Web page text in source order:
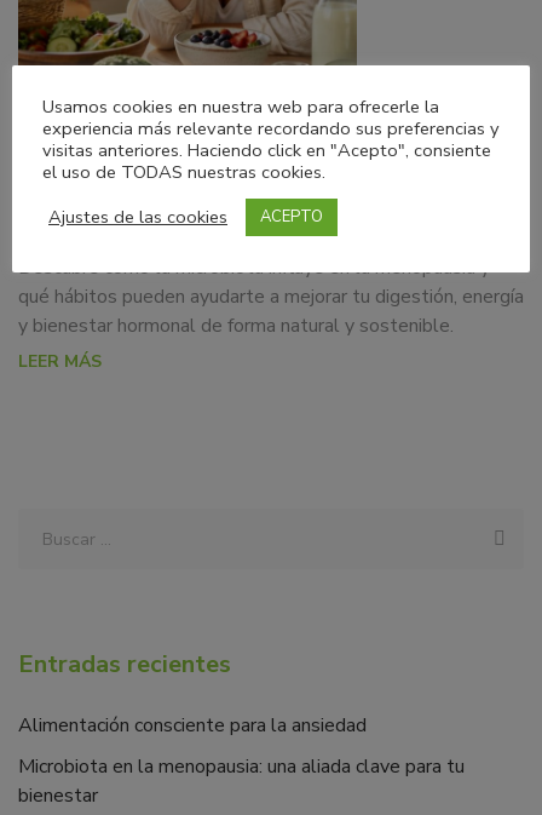
Blog 01/08/2026
Microbiota en la menopausia: una aliada
clave para tu bienestar
Descubre cómo la microbiota influye en la menopausia y
qué hábitos pueden ayudarte a mejorar tu digestión, energía
y bienestar hormonal de forma natural y sostenible.
LEER MÁS
Entradas recientes
Alimentación consciente para la ansiedad
Microbiota en la menopausia: una aliada clave para tu
bienestar
Usamos cookies en nuestra web para ofrecerle la
experiencia más relevante recordando sus preferencias y
visitas anteriores. Haciendo click en "Acepto", consiente
el uso de TODAS nuestras cookies.
Ajustes de las cookies
ACEPTO